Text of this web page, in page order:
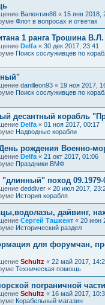
Валентин86 « 15 янв 2018,
Флот в вопросах и ответах
1 ранга Трошина В.Л.
Delfa « 30 дек 2017, 23:41
Поиск сослуживцев по
danilleon93 « 19 ноя 2017,
Поиск сослуживцев по
десантный корабль
Delfa « 01 ноя 2017, 00:17
Надводные корабли
рождения Военно-
Delfa « 21 окт 2017, 01:06
Праздники ВМФ
поход 09.1979-
deddiver « 20 июл 2017,
История корабля
дайвинг,
Сергей Ташкент « 20 июн
Исторический раздел
для форумчан,
Schultz « 22 май 2017,
Техническая помощь
пограничной
Schultz « 16 май 2017,
Корабельный магазин